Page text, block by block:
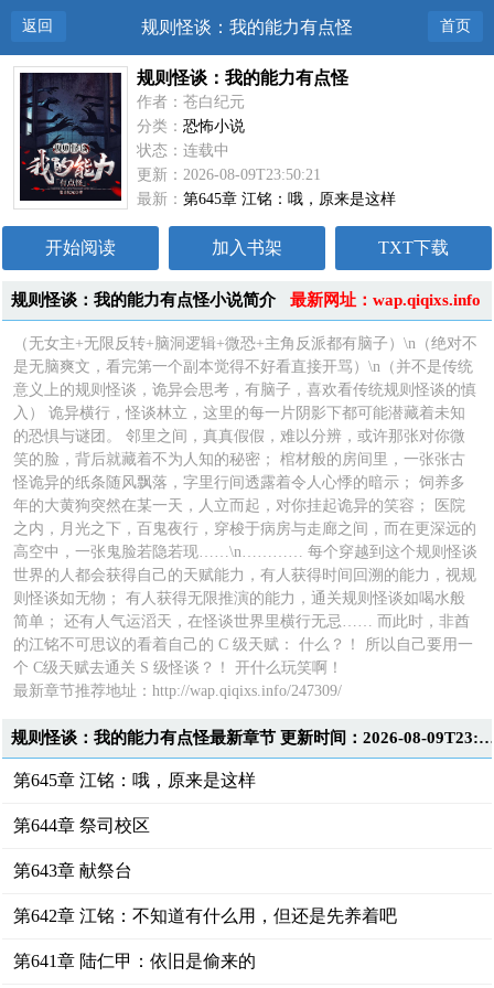
返回 规则怪谈：我的能力有点怪 首页
规则怪谈：我的能力有点怪
作者：苍白纪元
分类：恐怖小说
状态：连载中
更新：2026-08-09T23:50:21
最新：第645章 江铭：哦，原来是这样
开始阅读 加入书架 TXT下载
最新网址：wap.qiqixs.info
规则怪谈：我的能力有点怪小说简介
（无女主+无限反转+脑洞逻辑+微恐+主角反派都有脑子）\n（绝对不
是无脑爽文，看完第一个副本觉得不好看直接开骂）\n（并不是传统
意义上的规则怪谈，诡异会思考，有脑子，喜欢看传统规则怪谈的慎
入） 诡异横行，怪谈林立，这里的每一片阴影下都可能潜藏着未知
的恐惧与谜团。 邻里之间，真真假假，难以分辨，或许那张对你微
笑的脸，背后就藏着不为人知的秘密； 棺材般的房间里，一张张古
怪诡异的纸条随风飘落，字里行间透露着令人心悸的暗示； 饲养多
年的大黄狗突然在某一天，人立而起，对你挂起诡异的笑容； 医院
之内，月光之下，百鬼夜行，穿梭于病房与走廊之间，而在更深远的
高空中，一张鬼脸若隐若现……\n………… 每个穿越到这个规则怪谈
世界的人都会获得自己的天赋能力，有人获得时间回溯的能力，视规
则怪谈如无物； 有人获得无限推演的能力，通关规则怪谈如喝水般
简单； 还有人气运滔天，在怪谈世界里横行无忌…… 而此时，非酋
的江铭不可思议的看着自己的 C 级天赋： 什么？！ 所以自己要用一
个 C级天赋去通关 S 级怪谈？！ 开什么玩笑啊！
最新章节推荐地址：http://wap.qiqixs.info/247309/
规则怪谈：我的能力有点怪最新章节 更新时间：
第645章 江铭：哦，原来是这样
第644章 祭司校区
第643章 献祭台
第642章 江铭：不知道有什么用，但还是先养着吧
第641章 陆仁甲：依旧是偷来的